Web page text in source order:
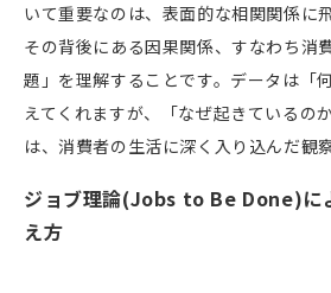
いて重要なのは、表面的な相関関係に
その背後にある因果関係、すなわち消
題」を理解することです。データは「
えてくれますが、「なぜ起きているの
は、消費者の生活に深く入り込んだ観
ジョブ理論(Jobs to Be Done)に
え方